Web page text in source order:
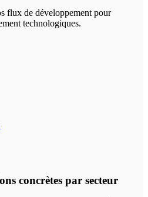
flux de développement pour
technologiques.
concrètes par secteur